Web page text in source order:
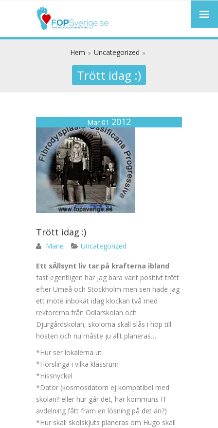
Hem Uncategorized
Trött idag :)
Mar 01 2012
Trött idag :)
Marie Uncategorized
Ett sÄllsynt liv tar på krafterna ibland
fast egentligen har jag bara varit positivt trött
efter Umeå och Stockholm men sen hade jag
ett möte inbokat idag klockan två med
rektorerna från Odlarskolan och
Djurgårdskolan, skolorna skall slås i hop till
hösten och nu måste ju allt planeras…
*Hur ser lokalerna ut
*Hörslinga i vilka klassrum
*Hissnyckel
*Dator (kosmosdatorn ej kompatibel med
skolan? eller hur går det, har kommuns IT
avdelning fått fram en lösning på det än?)
*Hur skall skolskjuts planeras om Hugo skall